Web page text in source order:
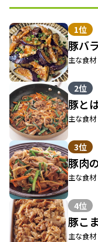
1位
豚バ
主な食
2位
豚と
主な食
3位
豚肉
主な食
4位
豚こ
主な食